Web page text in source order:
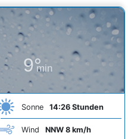
9°
min
Sonne 14:26 Stunden
Wind NNW 8 km/h